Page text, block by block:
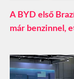
A BYD első
már benzinnel,